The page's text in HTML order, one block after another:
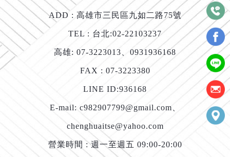
ADD : 高雄市三民區九如二路75號
TEL : 台北:02-22103237
高雄: 07-3223013、 0931936168
FAX : 07-3223380
LINE ID:936168
E-mail: c982907799@gmail.com、
chenghuaitse@yahoo.com
營業時間 : 週一至週五 09:00-20:00